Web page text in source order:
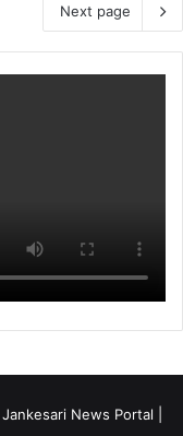
Next page
News Portal |